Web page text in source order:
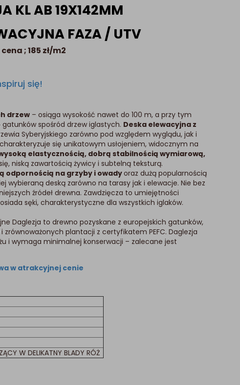
KL AB 19X142MM
FAZA / UTV
cena ; 185 zł/m2
się!
drzew – osiąga wysokość nawet do 100 m, a przy tym
spośród drzew iglastych. Deska elewacyjna z
Syberyjskiego zarówno pod względem wyglądu, jak i
się unikatowym usłojeniem, widocznym na
elastycznością, dobrą stabilnością wymiarową,
niską zawartością żywicy i subtelną teksturą.
odpornością na grzyby i owadyoraz dużą popularnością
wybieraną deską zarówno na tarasy jak i elewacje. Nie bez
źródeł drewna. Zawdzięcza to umiejętności
sęki, charakterystyczne dla wszystkich iglaków.
Daglezja to drewno pozyskane z europejskich gatunków,
plantacji z certyfikatem PEFC. Daglezja
i wymaga minimalnej konserwacji – zalecane jest
w atrakcyjnej cenie
W DELIKATNY BLADY RÓŻ